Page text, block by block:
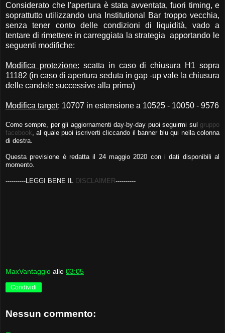
Considerato che l'apertura è stata avventata, fuori timing, e
soprattutto utilizzando una Institutional Bar troppo vecchia,
senza tener conto delle condizioni di liquidità, vado a
tentare di rimettere in carreggiata la strategia apportando le
seguenti modifiche:
Modifica protezione: scatta in caso di chiusura H1 sopra
11182 (in caso di apertura seduta in gap -up vale la chiusura
delle candele successive alla prima)
Modifica target: 10707 in estensione a 10525 - 10050 - 9576
Come sempre, per gli aggiornamenti day-by-day puoi seguirmi sul gruppo
facebook , al quale puoi iscriverti cliccando il banner blu qui nella colonna
di destra.
Questa previsione è redatta il 24 maggio 2020 con i dati disponibili al
momento.
----------LEGGI BENE IL DISCLAIMER----------
MaxVantaggio alle 03:05
Condividi
Nessun commento: